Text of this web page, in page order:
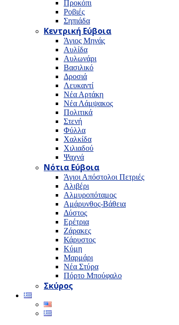
Προκόπι
Ροβιές
Σηπιάδα
Κεντρική Εύβοια
Άγιος Μηνάς
Αυλίδα
Αυλωνάρι
Βασιλικό
Δροσιά
Λευκαντί
Νέα Αρτάκη
Νέα Λάμψακος
Πολιτικά
Στενή
Φύλλα
Χαλκίδα
Χιλιαδού
Ψαχνά
Νότια Εύβοια
Άγιοι Απόστολοι Πετριές
Αλιβέρι
Αλμυροπόταμος
Αμάρυνθος-Βάθεια
Δύστος
Ερέτρια
Ζάρακες
Κάρυστος
Κύμη
Μαρμάρι
Νέα Στύρα
Πόρτο Μπούφαλο
Σκύρος